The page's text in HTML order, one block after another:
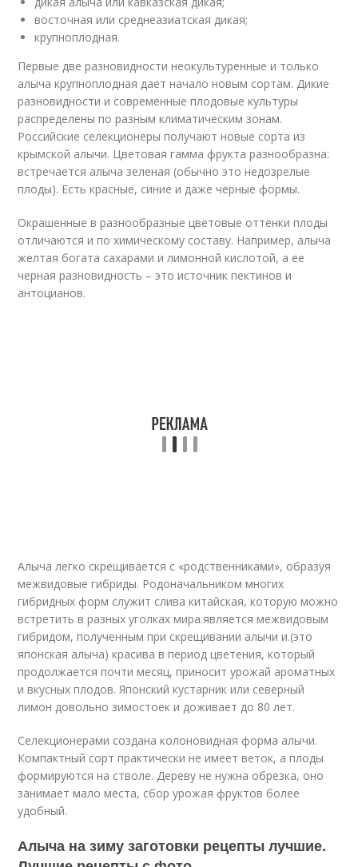
восточная или среднеазиатская дикая;
крупноплодная.
Первые две разновидности неокультуренные и только
алыча крупноплодная дает начало новым сортам. Дикие
разновидности и современные плодовые культуры
распределены по разным климатическим зонам.
Российские селекционеры получают новые сорта из
крымской алычи. Цветовая гамма фрукта разнообразна:
встречается алыча зеленая (обычно это недозрелые
плоды). Есть красные, синие и даже черные формы.
Окрашенные в разнообразные цветовые оттенки плоды
отличаются и по химическому составу. Например, алыча
желтая богата сахарами и лимонной кислотой, а ее
черная разновидность – это источник пектинов и
антоцианов.
Алыча легко скрещивается с «родственниками», образуя
межвидовые гибриды. Родоначальником многих
гибридных форм служит слива китайская, которую можно
встретить в разных уголках мира.является межвидовым
гибридом, полученным при скрещивании алычи и.(это
японская алыча) красива в период цветения, который
продолжается почти месяц, приносит урожай ароматных
и вкусных плодов. Японский кустарник или северный
лимон довольно зимостоек и доживает до 80 лет.
Селекционерами создана колоновидная форма алычи.
Компактный сорт практически не имеет веток, а плоды
формируются на стволе. Дереву не нужна обрезка, оно
занимает мало места, сбор урожая фруктов более
удобный.
Алыча на зиму заготовки рецепты лучшие.